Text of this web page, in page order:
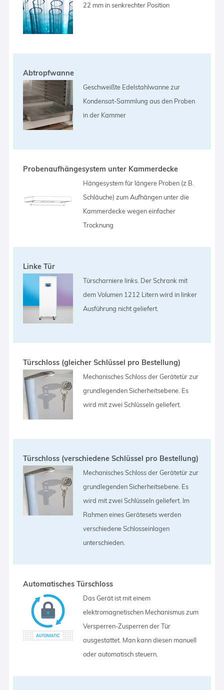
22 mm in senkrechter Position
Abtropfwanne
Geschweißte Edelstahlwanne zur
Kondensat-Sammlung aus den Proben
in der Kammer
Probenaufhängesystem unter Kammerdecke
Hängesystem für längere Proben (z.B.
Schläuche) zum Aufhängen unter die
Kammerdecke wegen einfacher
Trocknung
Linke Tür
Türscharniere links. Der Schrank mit
dem Volumen 1212 Litern wird in linker
Ausführung nicht geliefert.
Türschloss (gleicher Schlüssel pro Bestellung)
Mechanisches Schloss der Gerätetür zur
grundlegenden Sicherheitsebene. Es
wird mit zwei Schlüsseln geliefert.
Türschloss (verschiedene Schlüssel pro Bestellung)
Mechanisches Schloss der Gerätetür zur
grundlegenden Sicherheitsebene. Es
wird mit zwei Schlüsseln geliefert. Im
Rahmen eines Gerätesets werden
verschiedene Schlosseinlagen
unterschieden.
Automatisches Türschloss
Das Gerät ist mit einem
elektromagnetischen Mechanismus zum
Versperren-Zusperren der Tür
ausgestattet. Man kann diesen manuell
oder automatisch steuern.